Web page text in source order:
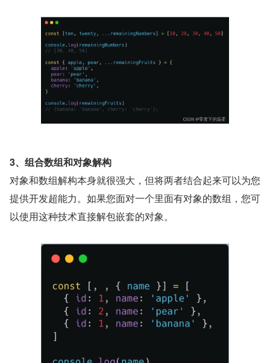
3、组合数组和对象解构
对象和数组解构本身就很强大，但将两者结合起来可以为您
提供开发超能力。如果您面对一个里面有对象的数组，您可
以使用这种技术直接解包嵌套的对象。